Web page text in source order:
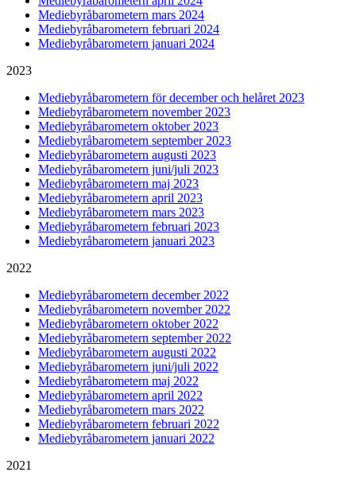
Mediebyråbarometern mars 2024
Mediebyråbarometern februari 2024
Mediebyråbarometern januari 2024
2023
Mediebyråbarometern för december och helåret 2023
Mediebyråbarometern november 2023
Mediebyråbarometern oktober 2023
Mediebyråbarometern september 2023
Mediebyråbarometern augusti 2023
Mediebyråbarometern juni/juli 2023
Mediebyråbarometern maj 2023
Mediebyråbarometern april 2023
Mediebyråbarometern mars 2023
Mediebyråbarometern februari 2023
Mediebyråbarometern januari 2023
2022
Mediebyråbarometern december 2022
Mediebyråbarometern november 2022
Mediebyråbarometern oktober 2022
Mediebyråbarometern september 2022
Mediebyråbarometern augusti 2022
Mediebyråbarometern juni/juli 2022
Mediebyråbarometern maj 2022
Mediebyråbarometern april 2022
Mediebyråbarometern mars 2022
Mediebyråbarometern februari 2022
Mediebyråbarometern januari 2022
2021